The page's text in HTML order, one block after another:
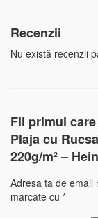
Recenzii
Nu există recenzii
Fii primul
Plaja cu
220g/m² –
Adresa ta de email
marcate cu *